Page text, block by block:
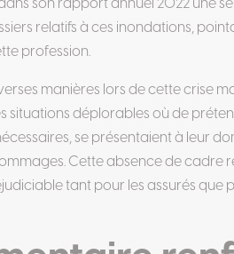
son rapport annuel 2022 une
relatifs à ces inondations,
profession.
manières lors de cette crise
situations déplorables où de
se présentaient à leur
. Cette absence de cadre
tant pour les assurés que